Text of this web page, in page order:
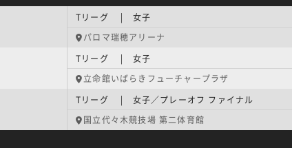
Tリーグ | 女子
パロマ瑞穂アリーナ
Tリーグ | 女子
立命館いばらきフューチャープラザ
Tリーグ | 女子／プレーオフ ファイナル
国立代々木競技場 第二体育館